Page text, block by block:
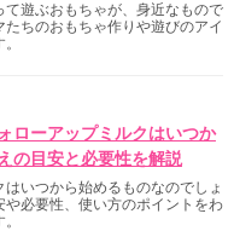
て遊ぶおもちゃが、身近なもので
ちのおもちゃ作りや遊びのアイ
ローアップミルクはいつか
の目安と必要性を解説
いつから始めるものなのでしょ
や必要性、使い方のポイントをわ